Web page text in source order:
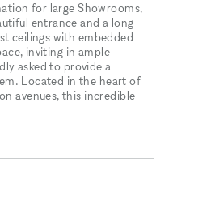
for large Showrooms,
entrance and a long
ceilings with embedded
inviting in ample
asked to provide a
Located in the heart of
avenues, this incredible